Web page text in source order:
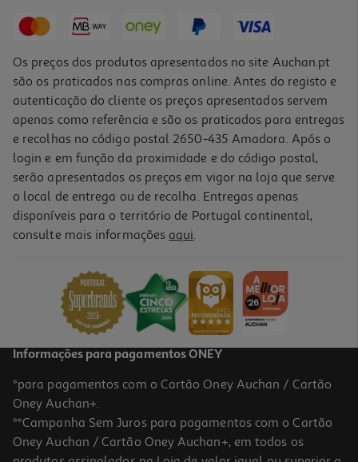
Os preços dos produtos apresentados no site Auchan.pt
são os praticados nas compras online. Antes do registo e
autenticação do cliente os preços apresentados servem
apenas como referência e são os praticados para entregas
e recolhas no código postal 2650-435 Amadora. Após o
login e em função da proximidade e do código postal,
serão apresentados os preços em vigor na loja que serve
o local de entrega ou de recolha. Entregas apenas
disponíveis para o território de Portugal continental,
consulte mais informações aqui.
Informações para pagamentos ONEY
*para pagamentos com o Cartão Oney Auchan / Cartão
Oney Auchan+.
**Campanha Sem Juros para pagamentos com o Cartão
Oney Auchan / Cartão Oney Auchan+, em todos os